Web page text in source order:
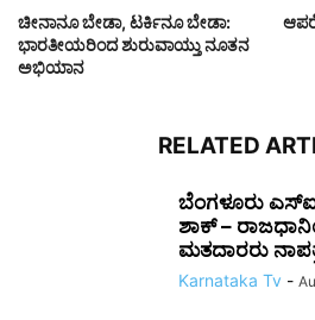
ಚೀನಾನೂ ಬೇಡಾ, ಟರ್ಕಿನೂ ಬೇಡಾ:
ಭಾರತೀಯರಿಂದ ಶುರುವಾಯ್ತು ನೂತನ
ಅಭಿಯಾನ
RELATED
ಬೆಂಗಳೂರು
ಶಾಕ್ –
ಮತದಾರರು
Karnataka Tv -